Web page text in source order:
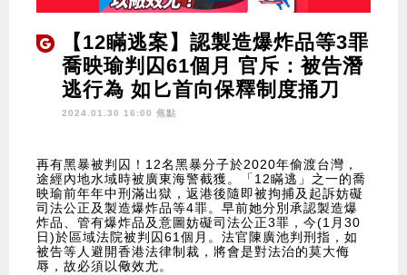
【12瞞逃案】認製造爆炸品等3罪
喬映瑜判囚61個月 官斥：被告潛
逃行為 如匕首向保釋制度捅刀
2024.01.30 16:00 焦點
再有黑暴被判囚！12名黑暴分子於2020年偷渡台灣，
途經內地水域時被廣東海警截獲。「12瞞逃」之一的喬
映瑜前年年中刑滿出獄，返港後隨即被拘捕及起訴妨礙
司法公正及製造爆炸品等4罪。早前她分別承認製造爆
炸品、管有爆炸品及意圖妨礙司法公正3罪，今(1月30
日)於區域法院被判囚61個月。法官陳廣池判刑指，如
被告等人避開香港法律制裁，將會是對法治的莫大侮
辱，故必須以儆效尤。